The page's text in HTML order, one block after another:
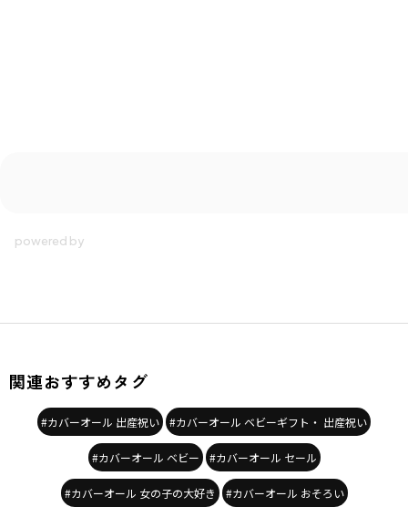
関連おすすめタグ
#カバーオール 出産祝い #カバーオール ベビーギフト・ 出産祝い
#カバーオール ベビー #カバーオール セール
#カバーオール 女の子の大好き #カバーオール おそろい